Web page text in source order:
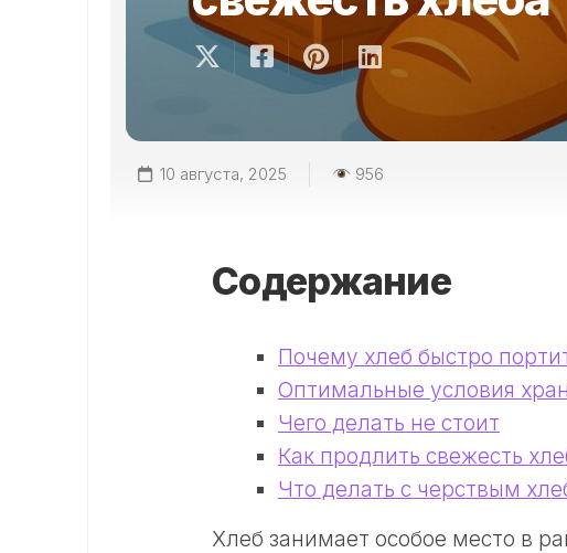
10 августа, 2025 956
Содержание
Почему хлеб быстро
Оптимальные условия
Чего делать не стоит
Как продлить свежесть
Что делать с черствым
Хлеб занимает особое место в